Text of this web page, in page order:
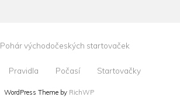
Pohár východočeských startovaček
Pravidla Počasí Startovačky
WordPress Theme by RichWP